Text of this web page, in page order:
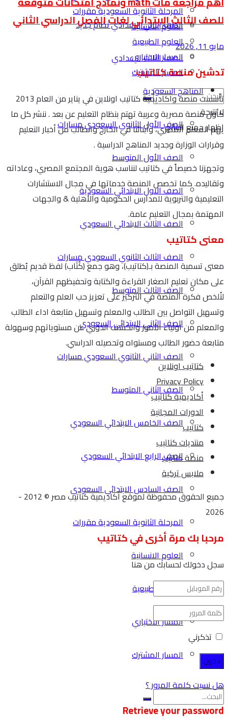
المرحلة الثانوية السعودية مقررات
العلوم الانسانية
العلوم الطبيعية
المسار الاختياري
المسار المشترك
لا نتيجة
اظهار جميع النتائج
الصف الثاني الاعدادي نظام جديد
الصف الثالث الاعدادي
المناهج السعودية
الصف الأول الثانوي السعودي مسارات
الصف الأول المتوسط
الصف الاول الابتدائي السعودية
الصف الثالث الابتدائي السعودي
الصف الثالث الثانوي السعودي مسارات
الصف الثالث المتوسط
الصف الثاني الابتدائي السعودي
الصف الثاني الثانوي السعودي مسارات
الصف الثاني المتوسط
الصف الخامس الابتدائي السعودي
الصف الرابع الابتدائي السعودي
الصف السادس الابتدائي السعودي
المرحلة الثانوية السعودية مقررات
العلوم الانسانية
العلوم الطبيعية
المسار الاختياري
المسار المشترك
للصف الثالث الابتدائي لغات الفصل الدراسي الثاني
مايو 11, 2026
تدشين منصة كتاتيب
تأسست منصة واكاديمية كتاتيب اونلاين في يناير من العام 2013
كأول منصة مصرية وعربية تهتم بنظام التعليم عن بعد . ننشر كل ما
يهم المعلم المصري، وأبنائنا في الخارج والطالب من أخبار التعليم
وقرارات الوزارة وجديد المناهج الدراسية .
وتجهزنا خصيصاً في كتاتيب لنناسب هوية المجتمع المصري، وعاداته
وتقاليده. كما تخصص المنصة خدماتها في مجال الاستشارات
التعليمية والتربوية للمدارس الحكومية والأهلية & والجهات
المهتمة بمجال التعليم عامة.
معنى كتاتيب
معنى تسمية المنصة بـ(كتاتيب)، وهو جمع (كُتَاب) لفظ قديم يُطلق
على مكان تعليم الصغار القراءة والكتابة وتحفيظهم القرآن،
لتُلخص فكرة المنصة في التركيز على تعزيز حب العلم والتعلم
وتسهيل التواصل بين الطالب والمعلم وتسهيل متابعة اداء الطالب
والمعلم من اولياء الأمور والكشف الدوري عن مستوياتهم وسهولة
متابعة حضور الطالب ومستواه وتحصيله الدراسي.
كتاتيب اونلاين
Privacy Policy
أكاديمية كتاتيب
الدورات المجانية
كتاتيب
منتديات كتاتيب
منصة كتاتيب
ملابس تركية
جميع الحقوق محفوظة لموقع أكاديمية كتاتيب مصر © 2012 -
2026
مرحبا بك مرة أخرى في كتاتيب
سجل دخولك لحسابك من هنا
تذكرني
هل نسيت كلمة المرور ؟
Retrieve your password